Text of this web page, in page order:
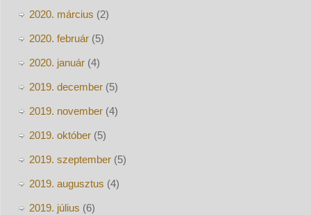
2020. március (2)
2020. február(5)
2020. január(4)
2019. december(5)
2019. november(4)
2019. október(5)
2019. szeptember(5)
2019. augusztus (4)
2019. július (6)